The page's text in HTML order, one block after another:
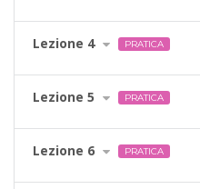
Lezione 4 PRATICA
Lezione 5 PRATICA
Lezione 6 PRATICA